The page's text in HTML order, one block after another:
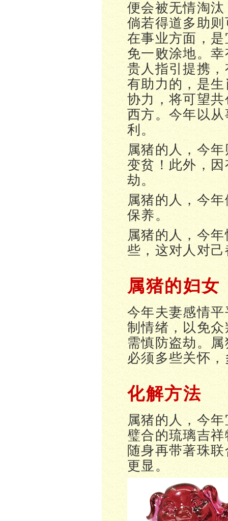
便会被无情淘
倘若得道多助
在事业方面，
免一败涂地。
贵人指引提携
有助力的，是
协力，将可望
西方。今年以
利。
属猪的人，今
变贫！此外，
劫。
属猪的人，今
保养。
属猪的人，今
些，这对人对
属猪的妇女
今年夫妻感情
制情绪，以免
需慎防盗劫。
必须多些关怀
化解方法
属猪的人，今
璧合的琉璃吉
随身再带著珠
更显。